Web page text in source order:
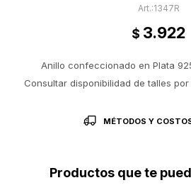
1347R
$ 3.922
Anillo confeccionado en Plata
Consultar disponibilidad de talles por
MÉTODOS Y
Productos que te